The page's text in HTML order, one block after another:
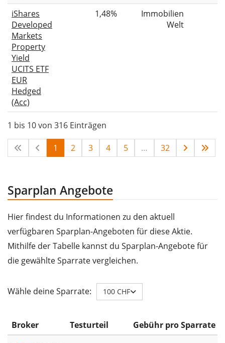
iShares
Developed
Markets
Property
Yield
UCITS ETF
EUR
Hedged
(Acc)
1,48%
Immobilien
Welt
1 bis 10 von 316 Einträgen
1 2 3 4 5 … 32
Sparplan Angebote
Hier findest du Informationen zu den aktuell
verfügbaren Sparplan-Angeboten für diese Aktie.
Mithilfe der Tabelle kannst du Sparplan-Angebote für
die gewählte Sparrate vergleichen.
Wähle deine Sparrate: 100 CHF
Broker Testurteil Gebühr pro Sparrate